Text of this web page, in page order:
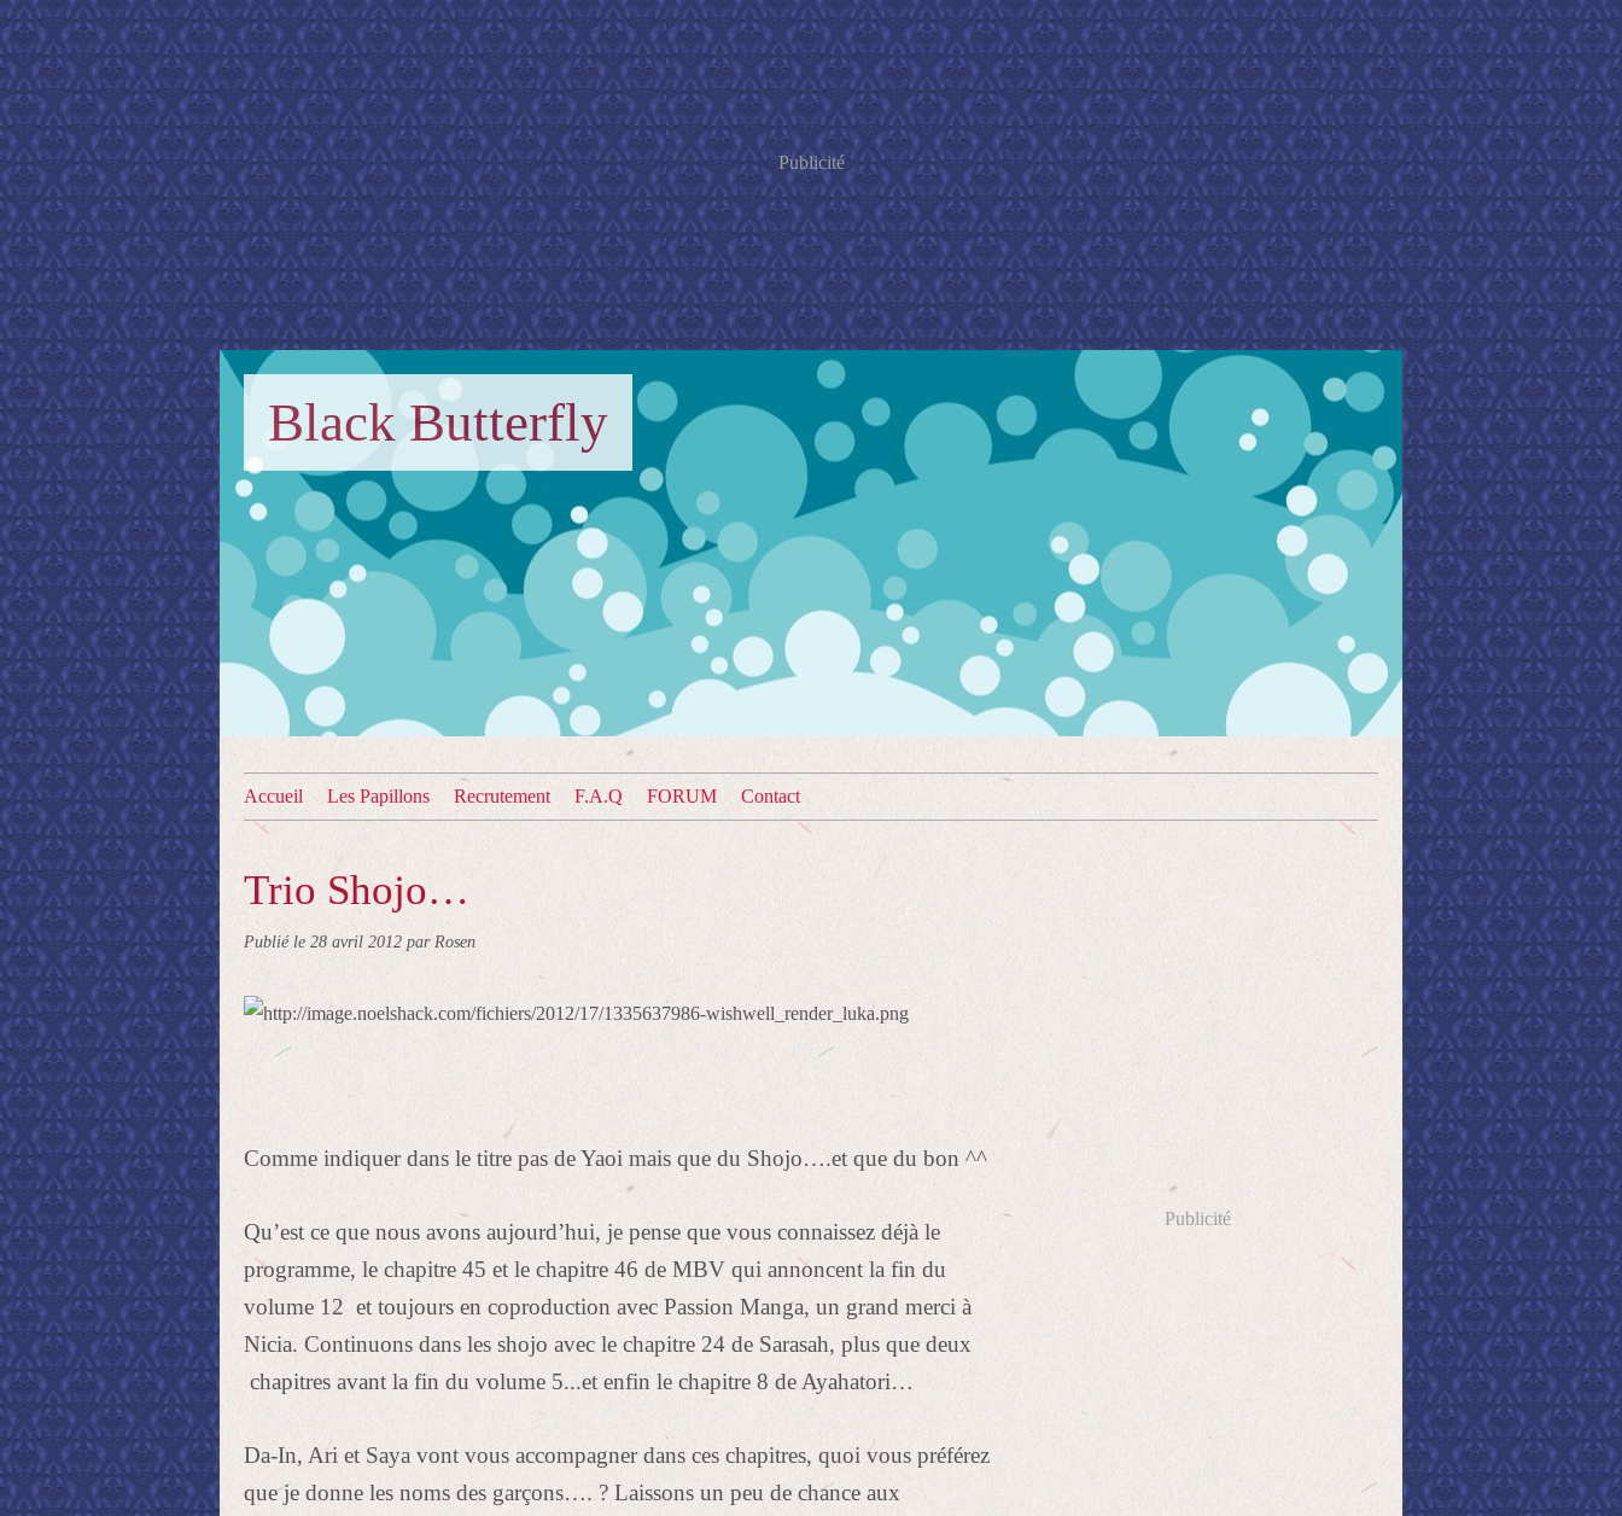
Publicité
Black Butterfly
Accueil Les Papillons Recrutement F.A.Q FORUM Contact
Trio Shojo…
Publié le 28 avril 2012 par Rosen
Comme indiquer dans le titre pas de Yaoi mais que du Shojo….et que du bon ^^
Qu’est ce que nous avons aujourd’hui, je pense que vous connaissez déjà le
programme, le chapitre 45 et le chapitre 46 de MBV qui annoncent la fin du
volume 12 et toujours en coproduction avec Passion Manga, un grand merci à
Nicia. Continuons dans les shojo avec le chapitre 24 de Sarasah, plus que deux
chapitres avant la fin du volume 5...et enfin le chapitre 8 de Ayahatori…
Da-In, Ari et Saya vont vous accompagner dans ces chapitres, quoi vous préférez
que je donne les noms des garçons…. ? Laissons un peu de chance aux
Publicité